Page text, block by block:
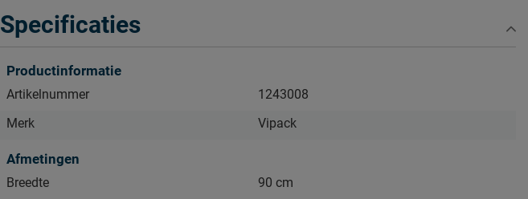
Specificaties
Productinformatie
Artikelnummer
1243008
Merk
Vipack
Afmetingen
Breedte
90 cm